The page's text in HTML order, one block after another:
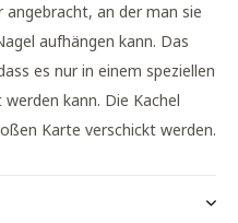
angebracht, an der man sie
aufhängen kann. Das
es nur in einem speziellen
kann. Die Kachel
Karte verschickt werden.